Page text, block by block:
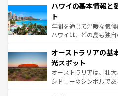
着のスイス情報はコン
のような巨大都市は、
ンメントが詰まった刺
西部には大自然が広が
ストーン国立公園とい
文化が魅力。旅行者は
しみながら、その多様性
るだろう。車でのロード
ならではの贅沢な旅のスタイルだ。 な
情報は コンテンツ一覧
ハワイの基本情報と
ト
年間を通じて温暖な気
ハワイは、どの島も独
ワイ島は見逃せない。
島だが、静かな自然を求
おすすめ。エメラルドグ
文化や歴史が息づいて
オーストラリアの基
光スポット
オーストラリアは、壮大
シドニーのシンボルで